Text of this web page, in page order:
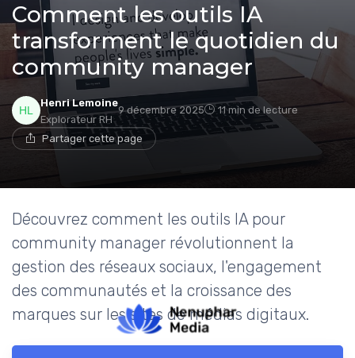
Comment les outils IA
transforment le quotidien du
community manager
Henri Lemoine
Explorateur RH
9 décembre 2025 11 min de lecture
Partager cette page
Découvrez comment les outils IA pour
community manager révolutionnent la
gestion des réseaux sociaux, l'engagement
des communautés et la croissance des
marques sur les sites de médias digitaux.